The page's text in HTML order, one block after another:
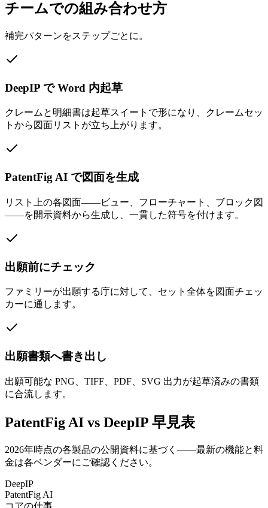
チームでの組み合わせ方
補完パターンをステップごとに。
DeepIP で Word 内起草
クレームと明細書は起草スイートで形になり、クレームセッ
トから図面リストが立ち上がります。
PatentFig AI で図面を生成
リスト上の各図面——ビュー、フローチャート、ブロック図
——を開示資料から生成し、一貫した符号を付けます。
出願前にチェック
ファミリーが出願する庁に対して、セット全体を図面チェッ
カーに通します。
出願書類へ書き出し
出願可能な PNG、TIFF、PDF、SVG 出力が起草済みの書類
に合流します。
PatentFig AI vs DeepIP 早見表
2026年時点の各製品の公開資料に基づく——最新の機能と料
金は各ベンダーにご確認ください。
DeepIP
PatentFig AI
コアの仕事